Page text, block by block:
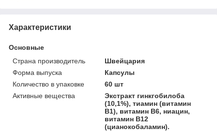
Характеристики
Основные
Страна производитель
Швейцария
Форма выпуска
Капсулы
Количество в упаковке
60 шт
Активные вещества
Экстракт гинкгобилоба
(10,1%), тиамин (витамин
В1), витамин B6, ниацин,
витамин B12
(цианокобаламин).